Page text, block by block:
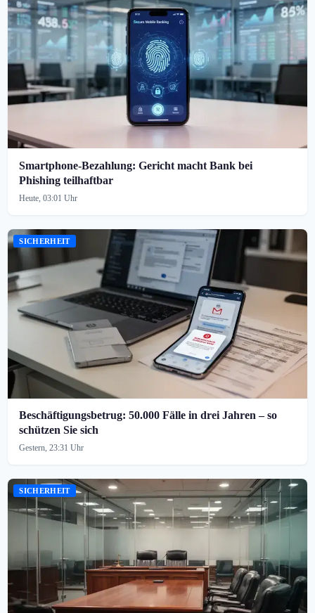
Smartphone-Bezahlung: Gericht macht Bank bei
Phishing teilhaftbar
Heute, 03:01 Uhr
SICHERHEIT
Beschäftigungsbetrug: 50.000 Fälle in drei Jahren – so
schützen Sie sich
Gestern, 23:31 Uhr
SICHERHEIT